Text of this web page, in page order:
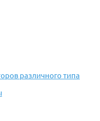
различного типа